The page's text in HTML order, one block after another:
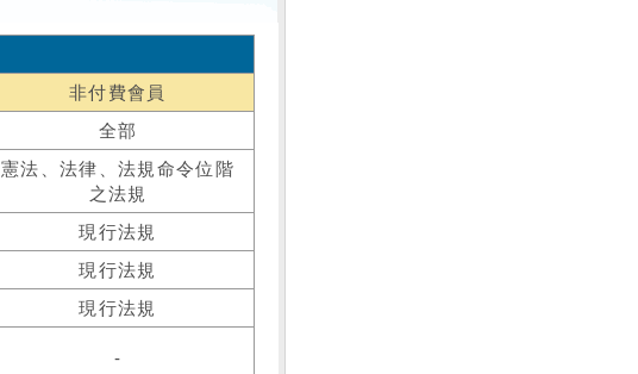
非付費會員
全部
憲法、法律、法規命令位階
之法規
現行法規
現行法規
現行法規
-